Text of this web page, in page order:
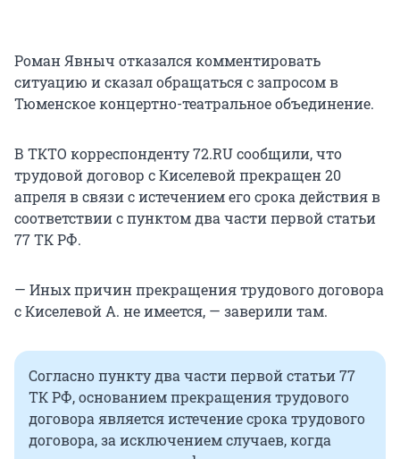
Роман Явныч отказался комментировать
ситуацию и сказал обращаться с запросом в
Тюменское концертно-театральное объединение.
В ТКТО корреспонденту 72.RU сообщили, что
трудовой договор с Киселевой прекращен 20
апреля в связи с истечением его срока действия в
соответствии с пунктом два части первой статьи
77 ТК РФ.
— Иных причин прекращения трудового договора
с Киселевой А. не имеется, — заверили там.
Согласно пункту два части первой статьи 77
ТК РФ, основанием прекращения трудового
договора является истечение срока трудового
договора, за исключением случаев, когда